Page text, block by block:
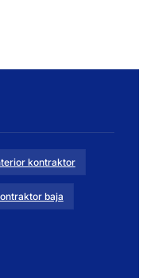
kontraktor
baja